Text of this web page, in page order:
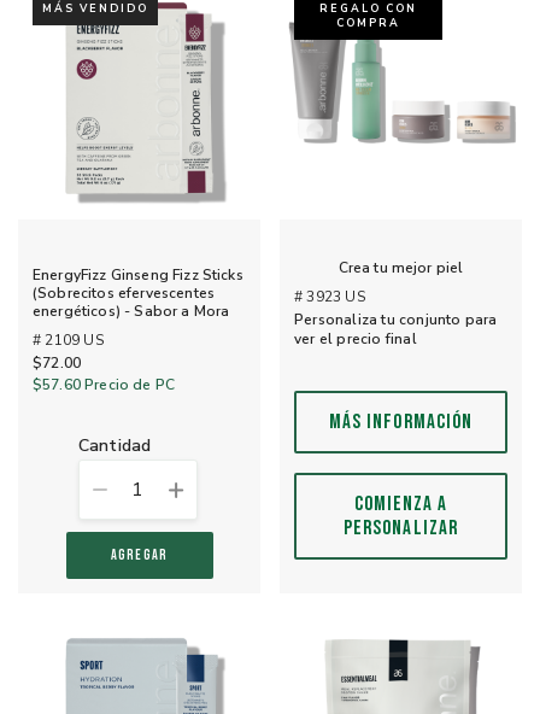
MÁS VENDIDO
EnergyFizz Ginseng Fizz Sticks
(Sobrecitos efervescentes
energéticos) - Sabor a Mora
# 2109 US
$72.00
$57.60Precio de PC
cantidad
1
AGREGAR
REGALO CON
COMPRA
Crea tu mejor piel
# 3923 US
Personaliza tu conjunto para
ver el precio final
MÁS INFORMACIÓN
COMIENZA A
PERSONALIZAR